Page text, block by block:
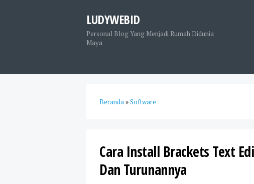
LUDYWEBID
Personal Blog Yang Menjadi Rumah Didunia
Maya
Beranda»Software
Cara Install Brackets Text
Dan Turunannya